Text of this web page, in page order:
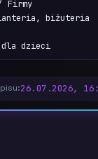
Firmy
biżuteria
dla dzieci
26.07.2026,